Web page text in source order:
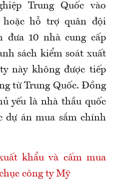
Trung Quốc vào
hỗ trợ quân đội
đưa 10 nhà cung cấp
sách kiểm soát xuất
này không được tiếp
từ Trung Quốc. Đồng
yếu là nhà thầu quốc
dự án mua sắm chính
khẩu và cấm mua
công ty Mỹ